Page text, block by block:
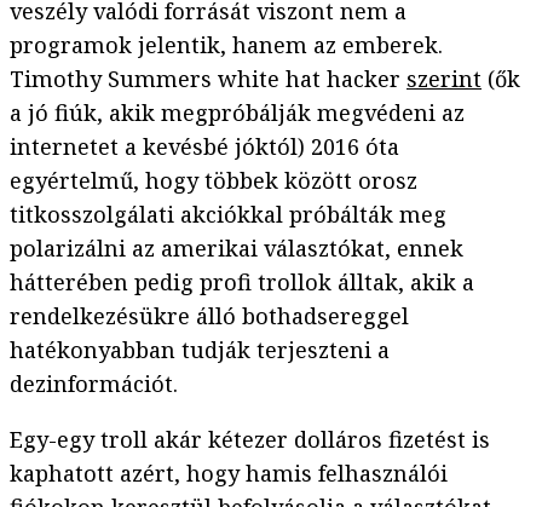
veszély valódi forrását viszont nem a
programok jelentik, hanem az emberek.
Timothy Summers white hat hacker szerint (ők
a jó fiúk, akik megpróbálják megvédeni az
internetet a kevésbé jóktól) 2016 óta
egyértelmű, hogy többek között orosz
titkosszolgálati akciókkal próbálták meg
polarizálni az amerikai választókat, ennek
hátterében pedig profi trollok álltak, akik a
rendelkezésükre álló bothadsereggel
hatékonyabban tudják terjeszteni a
dezinformációt.
Egy-egy troll akár kétezer dolláros fizetést is
kaphatott azért, hogy hamis felhasználói